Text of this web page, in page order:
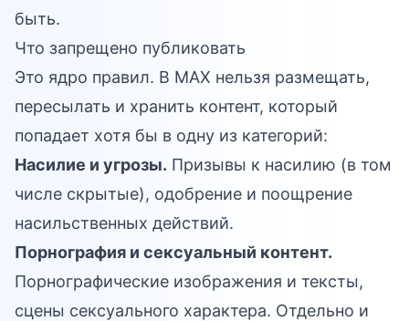
быть.
Что запрещено публиковать
Это ядро правил. В MAX нельзя размещать,
пересылать и хранить контент, который
попадает хотя бы в одну из категорий:
Насилие и угрозы. Призывы к насилию (в том
числе скрытые), одобрение и поощрение
насильственных действий.
Порнография и сексуальный контент.
Порнографические изображения и тексты,
сцены сексуального характера. Отдельно и